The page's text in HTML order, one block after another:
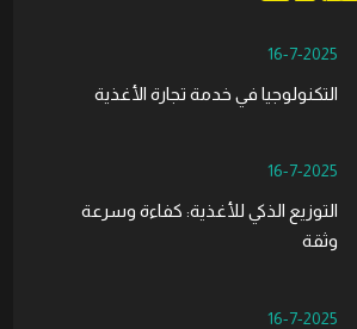
16-7-2025
التكنولوجيا في خدمة تجارة الأغذية
16-7-2025
التوزيع الذكي للأغذية: كفاءة وسرعة
وثقة
16-7-2025